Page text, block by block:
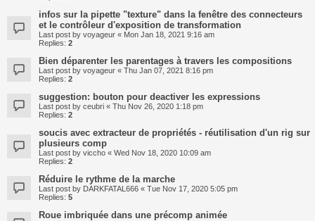
infos sur la pipette "texture" dans la fenêtre des connecteurs
et le contrôleur d'exposition de transformation
Last post by voyageur « Mon Jan 18, 2021 9:16 am
Replies: 2
Bien déparenter les parentages à travers les compositions
Last post by voyageur « Thu Jan 07, 2021 8:16 pm
Replies: 2
suggestion: bouton pour deactiver les expressions
Last post by ceubri « Thu Nov 26, 2020 1:18 pm
Replies: 2
soucis avec extracteur de propriétés - réutilisation d'un rig sur
plusieurs comp
Last post by viccho « Wed Nov 18, 2020 10:09 am
Replies: 2
Réduire le rythme de la marche
Last post by DARKFATAL666 « Tue Nov 17, 2020 5:05 pm
Replies: 5
Roue imbriquée dans une précomp animée